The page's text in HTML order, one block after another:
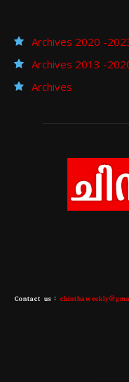
Archives 2020 -
Archives 2013 -
Archives
Contact us :